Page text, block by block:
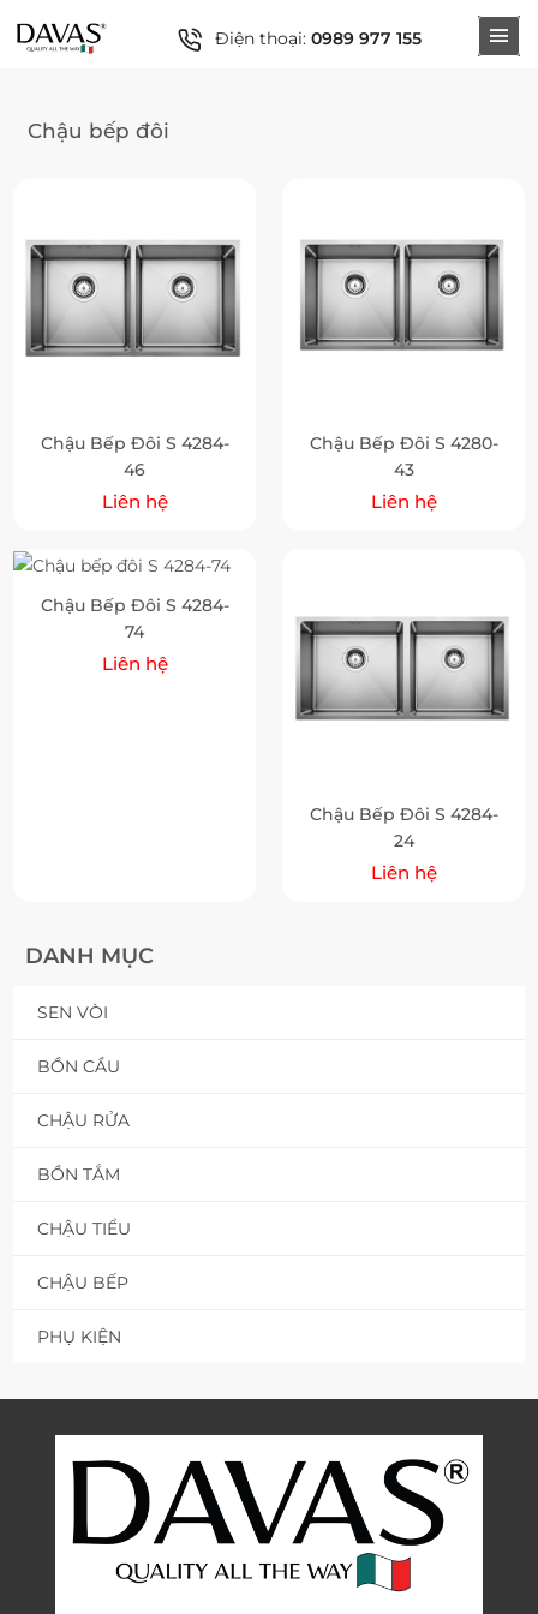
Điện thoại: 0989 977 155
DANH MỤC
SEN VÒI
BỒN CẦU
CHẬU RỬA
BỒN TẮM
CHẬU TIỂU
CHẬU BẾP
PHỤ KIỆN
Chậu bếp đôi
Chậu Bếp Đôi S 4284-
46
Liên hệ
Chậu Bếp Đôi S 4280-
43
Liên hệ
Chậu Bếp Đôi S 4284-
74
Liên hệ
Chậu Bếp Đôi S 4284-
24
Liên hệ